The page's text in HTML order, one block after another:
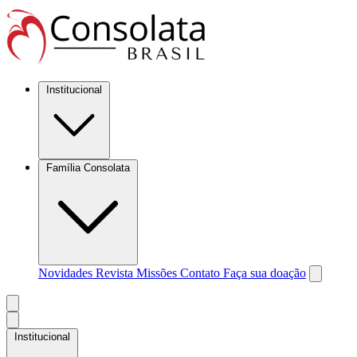
Institucional
Família Consolata
Novidades Revista Missões Contato Faça sua doação
Institucional